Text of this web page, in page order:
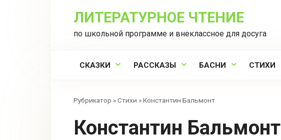
ЛИТЕРАТУРНОЕ ЧТЕНИЕ
по школьной программе и внеклассное для досуга
СКАЗКИ РАССКАЗЫ БАСНИ СТИХИ
Рубрикатор »Стихи »Константин Бальмонт
Константин Бальмонт